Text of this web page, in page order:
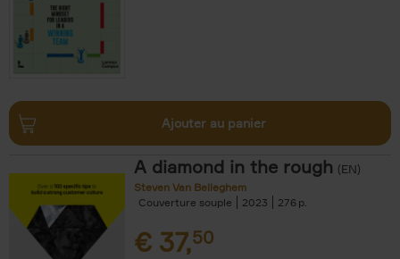
Ajouter au panier
A diamond in the rough (EN)
Steven Van Belleghem
Couverture souple
2023 276
€ 37,50